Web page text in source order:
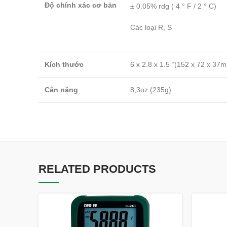
Độ chính xác cơ bản ± 0.05% rdg ( 4 ° F / 2 ° C)
Các loại R, S
Kích thước 6 x 2.8 x 1.5 “(152 x 72 x
Cân nặng 8,3oz (235g)
RELATED PRODUCTS